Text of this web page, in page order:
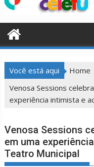
Você está aqui Home
Venosa Sessions
experiência intimista e
Venosa Sessions
em uma
Teatro Municipal